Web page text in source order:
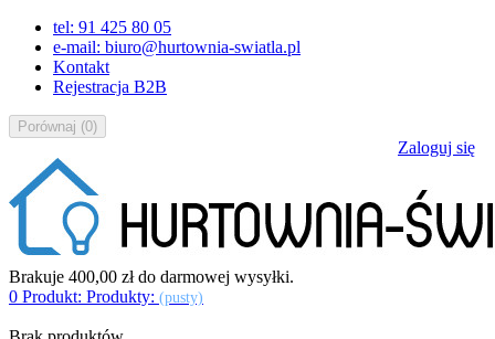
tel: 91 425 80 05
e-mail: biuro@hurtownia-swiatla.pl
Kontakt
Rejestracja B2B
Porównaj (0)
Zaloguj się
Brakuje 400,00 złdo darmowej wysyłki.
0 Produkt: Produkty: (pusty)